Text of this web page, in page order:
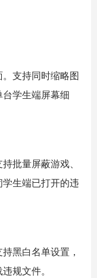
支持同时缩略图
学生端屏幕细
批量屏蔽游戏、
生端已打开的违
黑白名单设置，
规文件。